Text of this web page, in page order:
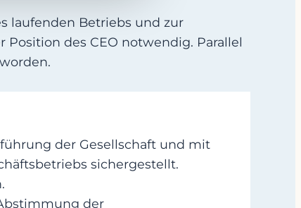
laufenden Betriebs und zur
Position des CEO notwendig. Parallel
der Gesellschaft und mit
sichergestellt.
der